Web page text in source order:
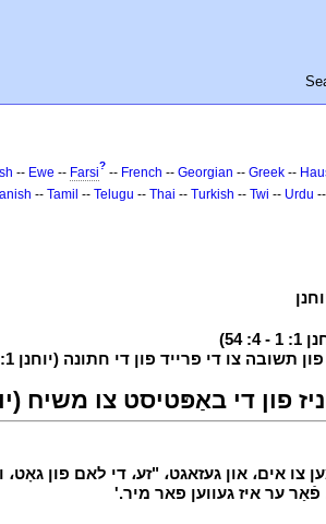
-- Ewe -- Farsi? -- French -- Georgian -- Greek --
-- Tamil -- Telugu -- Thai -- Turkish -- Twi -- Urdu --
צו די פרייד פון די חתונה (יוחנן 1: 19 - 2: 12)
ער איז געווען פאר מיר.'